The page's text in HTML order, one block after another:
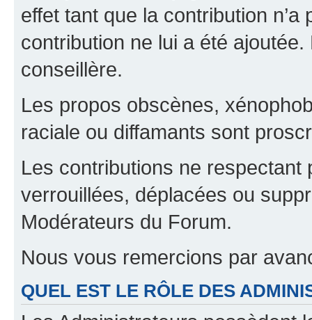
effet tant que la contribution n’a
contribution ne lui a été
conseillère.
Les propos obscènes,
raciale ou diffamants sont
Les contributions ne
verrouillées, déplacées ou
Modérateurs du Forum.
Nous vous remercions par
QUEL EST LE RÔLE DES